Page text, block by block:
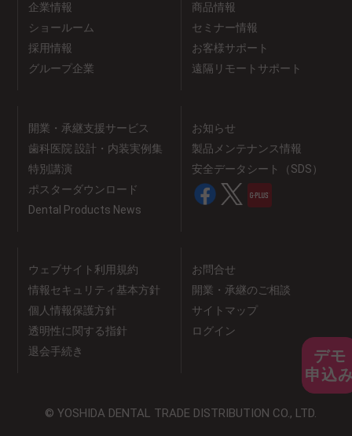
デモ
申込
企業情報
ショールーム
採用情報
グループ企業
商品情報
セミナー情報
お客様サポート
遠隔リモートサポート
開業・承継支援サービス
歯科医院 設計・内装実例集
特別講演
ポスターダウンロード
Dental Products News
お知らせ
製品メンテナンス情報
安全データシート（SDS）
ウェブサイト利用規約
情報セキュリティ基本方針
個人情報保護方針
透明性に関する指針
退会手続き
お問合せ
開業・承継のご相談
サイトマップ
ログイン
© YOSHIDA DENTAL TRADE DISTRIBUTION CO., LTD.